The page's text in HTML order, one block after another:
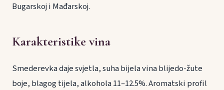
Bugarskoj i Mađarskoj.
Karakteristike vina
Smederevka daje svjetla, suha bijela vina blijedo-žute
boje, blagog tijela, alkohola 11–12.5%. Aromatski profil